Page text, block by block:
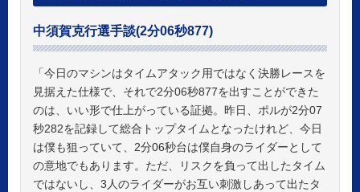
中須賀克行選手談(2分06秒877)
「今日のマシンはタイムアタック用ではなく決勝レースを
見据えた仕様で、それで2分06秒877を出すことができた
のは、いい形で仕上がっている証拠。昨日、ポルが2分07
秒282を記録して総合トップタイムとなったけれど、今日
は僕も狙っていて、2分06秒台は僕自身のライダーとして
の意地でもあります。ただ、リスクを負って出したタイム
ではないし、3人のライダーがお互い刺激しあって出たタ